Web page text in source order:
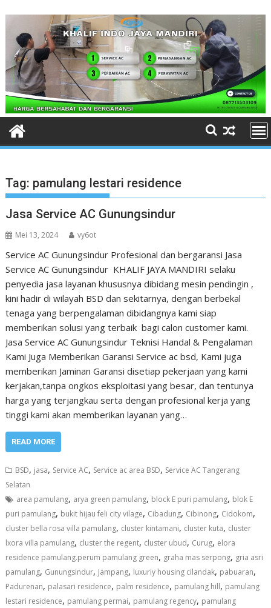
content
Tag: pamulang lestari residence
Jasa Service AC Gunungsindur
Mei 13, 2024 vy6ot
Service AC Gunungsindur Profesional dan bergaransi Jasa
Service AC Gunungsindur KHALIF JAYA MANDIRI selaku
penyedia jasa layanan khususnya dibidang mesin pendingin ,
kini hadir di wilayah BSD dan sekitarnya, dengan berbekal
tenaga yang berpengalaman dibidangnya kami siap
memberikan solusi yang terbaik bagi calon customer kami.
Jasa Service AC Gunungsindur Teknisi Handal & Pengalaman
Kami Juga Memberikan Garansi Service ac bsd, Kami juga
memberikan Jaminan Garansi disetiap pekerjaan yang kami
kerjakan,tanpa ongkos eksploitasi yang besar, dan tentunya
harga yang terjangkau serta dengan profesional kerja yang
tinggi kami akan memberikan layanan yang…
READ MORE
BSD, jasa, Service AC, Service ac area BSD, Service AC Tangerang
Selatan
area pamulang, arya green pamulang, block E puri pamulang, blok E
puri pamulang, bukit hijau feli city vilage, Cibadung, Cibinong, Cidokom,
cluster bella rosa villa pamulang, cluster kintamani, cluster kuta, cluster
lxora villa pamulang, cluster the regent, cluster ubud, Curug, elora
residence pamulang.perum pamulang green, graha mas serpong, gria asri
pamulang, Gunungsindur, Jampang, luxuriy housing cilandak, pabuaran,
Padurenan, palasari residence, palm residence, pamulang hill, pamulang
lestari residence, pamulang permai, pamulang regency, pamulang